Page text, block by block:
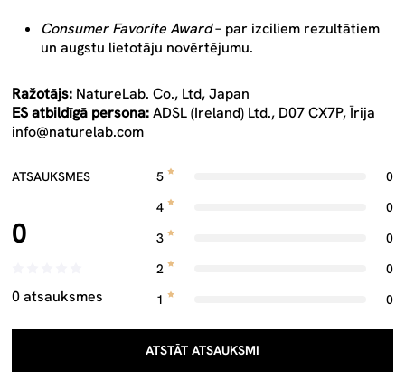
Consumer Favorite Award– par izciliem rezultātiem
un augstu lietotāju novērtējumu.
Ražotājs: NatureLab. Co., Ltd, Japan
ES atbildīgā persona:ADSL (Ireland) Ltd., D07 CX7P, Īrija
info@naturelab.com
ATSAUKSMES
0
0 atsauksmes
5
0
4
0
3
0
2
0
1
0
ATSTĀT ATSAUKSMI